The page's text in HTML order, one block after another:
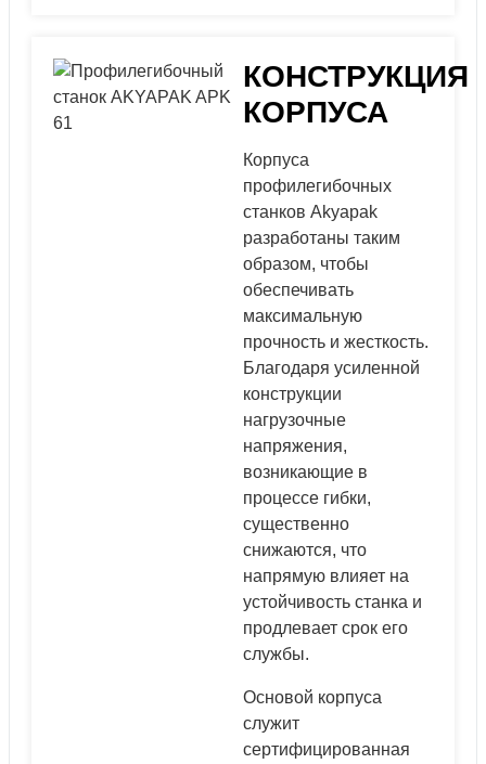
КОНСТРУКЦИЯ
КОРПУСА
Корпуса
профилегибочных
станков Akyapak
разработаны таким
образом, чтобы
обеспечивать
максимальную
прочность и жесткость.
Благодаря усиленной
конструкции
нагрузочные
напряжения,
возникающие в
процессе гибки,
существенно
снижаются, что
напрямую влияет на
устойчивость станка и
продлевает срок его
службы.
Основой корпуса
служит
сертифицированная